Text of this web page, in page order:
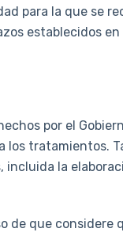
para la que se
establecidos
por el
los tratamientos.
la
de que